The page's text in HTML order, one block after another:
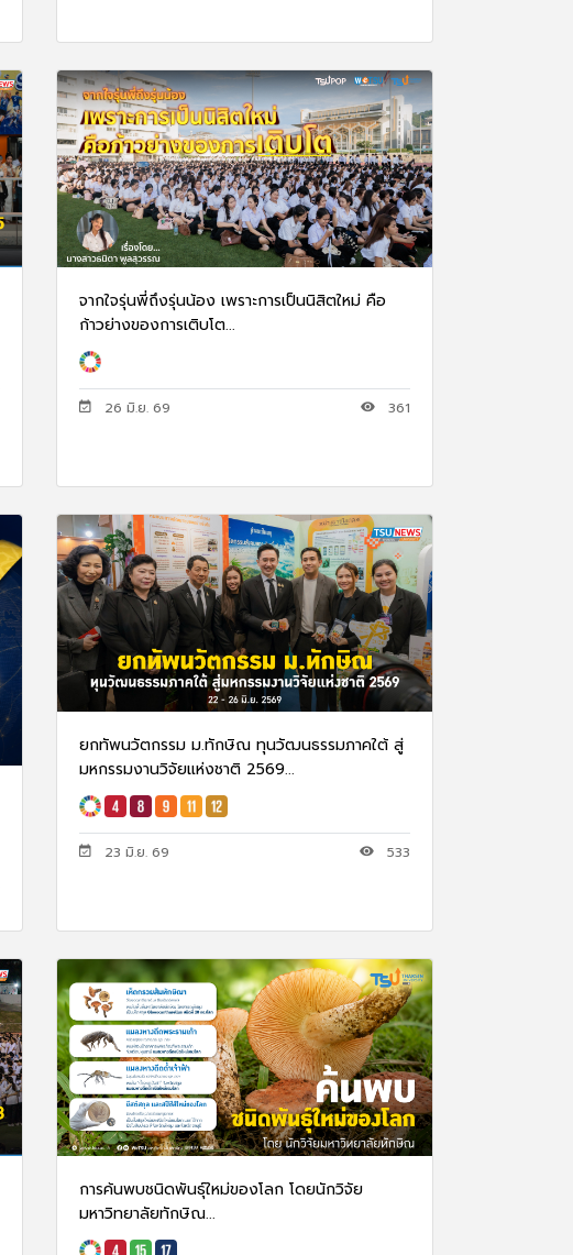
จากใจรุ่นพี่ถึงรุ่นน้อง เพราะการเป็นนิสิตใหม่ คือ
ก้าวย่างของการเติบโต...
26 มิ.ย. 69 361
ยกทัพนวัตกรรม ม.ทักษิณ ทุนวัฒนธรรมภาคใต้ สู่
มหกรรมงานวิจัยแห่งชาติ 2569...
23 มิ.ย. 69 533
การค้นพบชนิดพันธุ์ใหม่ของโลก โดยนักวิจัย
มหาวิทยาลัยทักษิณ...